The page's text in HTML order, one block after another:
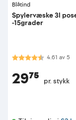
Blåtind
Spylervæske 3l
-15grader
Karakter:4.6 av 5
4.61 av5
29⁷⁵ pr. stykk